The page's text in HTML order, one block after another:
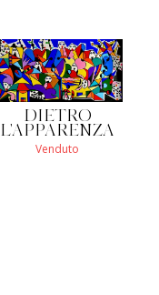
DIETRO
L'APPARENZA
Venduto